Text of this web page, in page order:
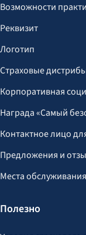
Возможности
Реквизит
Логотип
Страховые
Корпоративная
Награда «Самый
Контактное лицо
Предложения и
Места
Полезно